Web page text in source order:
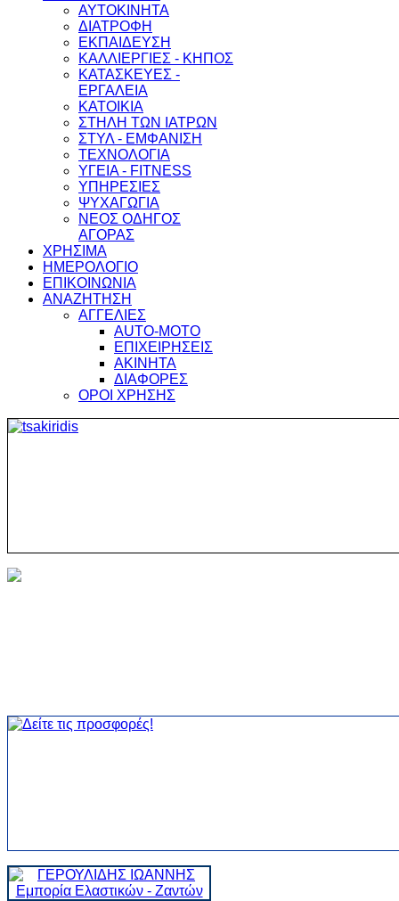
ΑΥΤΟΚΙΝΗΤΑ
ΔΙΑΤΡΟΦΗ
ΕΚΠΑΙΔΕΥΣΗ
ΚΑΛΛΙΕΡΓΙΕΣ - ΚΗΠΟΣ
ΚΑΤΑΣΚΕΥΕΣ -
ΕΡΓΑΛΕΙΑ
ΚΑΤΟΙΚΙΑ
ΣΤΗΛΗ ΤΩΝ ΙΑΤΡΩΝ
ΣΤΥΛ - ΕΜΦΑΝΙΣΗ
ΤΕΧΝΟΛΟΓΙΑ
ΥΓΕΙΑ - FITNESS
ΥΠΗΡΕΣΙΕΣ
ΨΥΧΑΓΩΓΙΑ
ΝΕΟΣ ΟΔΗΓΟΣ
ΑΓΟΡΑΣ
ΧΡΗΣΙΜΑ
ΗΜΕΡΟΛΟΓΙΟ
ΕΠΙΚΟΙΝΩΝΙΑ
ΑΝΑΖΗΤΗΣΗ
ΑΓΓΕΛΙΕΣ
AUTO-MOTO
ΕΠΙΧΕΙΡΗΣΕΙΣ
ΑΚΙΝΗΤΑ
ΔΙΑΦΟΡΕΣ
ΟΡΟΙ ΧΡΗΣΗΣ